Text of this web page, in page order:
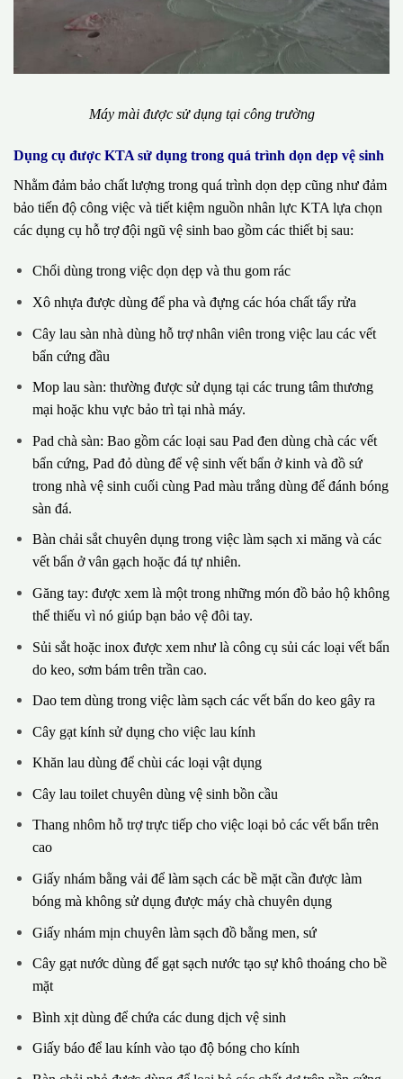
Máy mài được sử dụng tại công trường
Dụng cụ được KTA sử dụng trong quá trình dọn dẹp vệ sinh
Nhằm đảm bảo chất lượng trong quá trình dọn dẹp cũng như đảm
bảo tiến độ công việc và tiết kiệm nguồn nhân lực KTA lựa chọn
các dụng cụ hỗ trợ đội ngũ vệ sinh bao gồm các thiết bị sau:
Chổi dùng trong việc dọn dẹp và thu gom rác
Xô nhựa được dùng để pha và đựng các hóa chất tẩy rửa
Cây lau sàn nhà dùng hỗ trợ nhân viên trong việc lau các vết
bẩn cứng đầu
Mop lau sàn: thường được sử dụng tại các trung tâm thương
mại hoặc khu vực bảo trì tại nhà máy.
Pad chà sàn: Bao gồm các loại sau Pad đen dùng chà các vết
bẩn cứng, Pad đỏ dùng để vệ sinh vết bẩn ở kinh và đồ sứ
trong nhà vệ sinh cuối cùng Pad màu trắng dùng để đánh bóng
sàn đá.
Bàn chải sắt chuyên dụng trong việc làm sạch xi măng và các
vết bẩn ở vân gạch hoặc đá tự nhiên.
Găng tay: được xem là một trong những món đồ bảo hộ không
thể thiếu vì nó giúp bạn bảo vệ đôi tay.
Sủi sắt hoặc inox được xem như là công cụ sủi các loại vết bẩn
do keo, sơm bám trên trần cao.
Dao tem dùng trong việc làm sạch các vết bẩn do keo gây ra
Cây gạt kính sử dụng cho việc lau kính
Khăn lau dùng để chùi các loại vật dụng
Cây lau toilet chuyên dùng vệ sinh bồn cầu
Thang nhôm hỗ trợ trực tiếp cho việc loại bỏ các vết bẩn trên
cao
Giấy nhám bằng vải để làm sạch các bề mặt cần được làm
bóng mà không sử dụng được máy chà chuyên dụng
Giấy nhám mịn chuyên làm sạch đồ bằng men, sứ
Cây gạt nước dùng để gạt sạch nước tạo sự khô thoáng cho bề
mặt
Bình xịt dùng để chứa các dung dịch vệ sinh
Giấy báo để lau kính vào tạo độ bóng cho kính